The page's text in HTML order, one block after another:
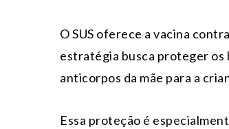
O SUS oferece a vacina
estratégia busca proteger os
anticorpos da mãe para a
Essa proteção é